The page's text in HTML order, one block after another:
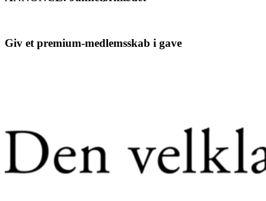
Giv et premium-medlemsskab i gave